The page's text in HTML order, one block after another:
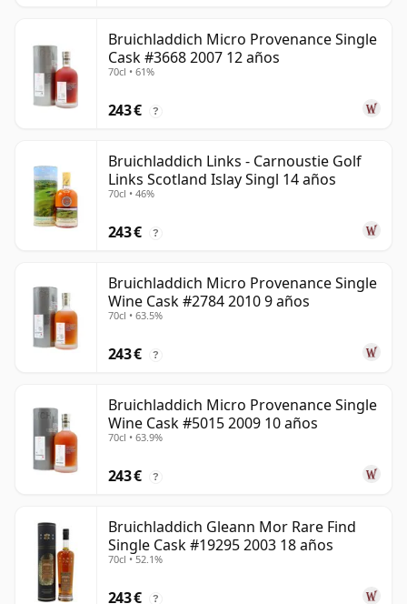
Bruichladdich Micro Provenance Single
Cask #3668 2007 12 años
70cl • 61%
243 € ?
Bruichladdich Links - Carnoustie Golf
Links Scotland Islay Singl 14 años
70cl • 46%
243 € ?
Bruichladdich Micro Provenance Single
Wine Cask #2784 2010 9 años
70cl • 63.5%
243 € ?
Bruichladdich Micro Provenance Single
Wine Cask #5015 2009 10 años
70cl • 63.9%
243 € ?
Bruichladdich Gleann Mor Rare Find
Single Cask #19295 2003 18 años
70cl • 52.1%
243 € ?